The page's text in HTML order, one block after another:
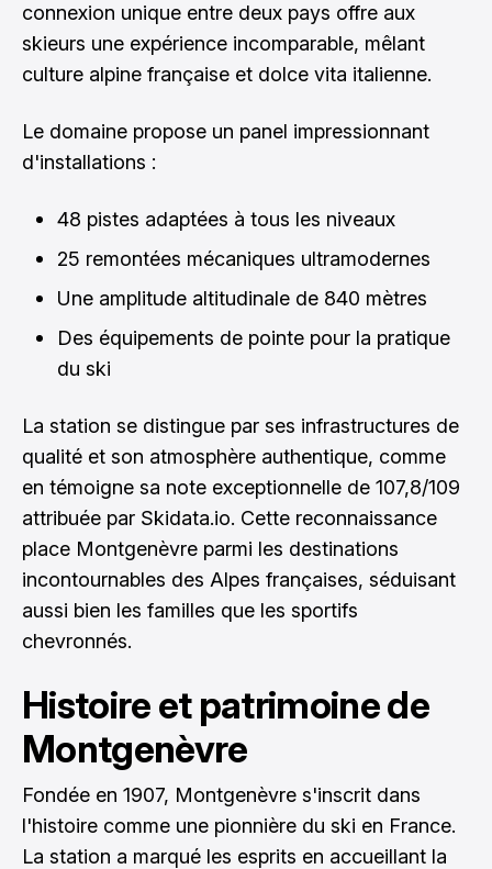
connexion unique entre deux pays offre aux
skieurs une expérience incomparable, mêlant
culture alpine française et dolce vita italienne.
Le domaine propose un panel impressionnant
d'installations :
48 pistes adaptées à tous les niveaux
25 remontées mécaniques ultramodernes
Une amplitude altitudinale de 840 mètres
Des équipements de pointe pour la pratique
du ski
La station se distingue par ses infrastructures de
qualité et son atmosphère authentique, comme
en témoigne sa note exceptionnelle de 107,8/109
attribuée par Skidata.io. Cette reconnaissance
place Montgenèvre parmi les destinations
incontournables des Alpes françaises, séduisant
aussi bien les familles que les sportifs
chevronnés.
Histoire et patrimoine de
Montgenèvre
Fondée en 1907, Montgenèvre s'inscrit dans
l'histoire comme une pionnière du ski en France.
La station a marqué les esprits en accueillant la